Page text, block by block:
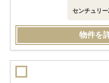
センチュリ
物件を